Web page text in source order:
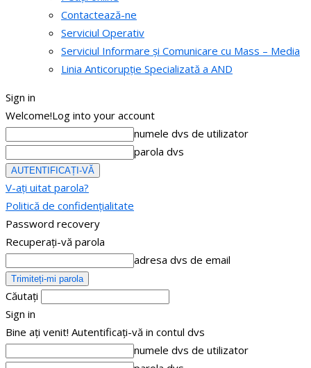
Contactează-ne
Serviciul Operativ
Serviciul Informare și Comunicare cu Mass – Media
Linia Anticorupție Specializată a AND
Sign in
Welcome!Log into your account
numele dvs de utilizator
parola dvs
V-ați uitat parola?
Politică de confidențialitate
Password recovery
Recuperați-vă parola
adresa dvs de email
Căutați
Sign in
Bine ați venit! Autentificați-vă in contul dvs
numele dvs de utilizator